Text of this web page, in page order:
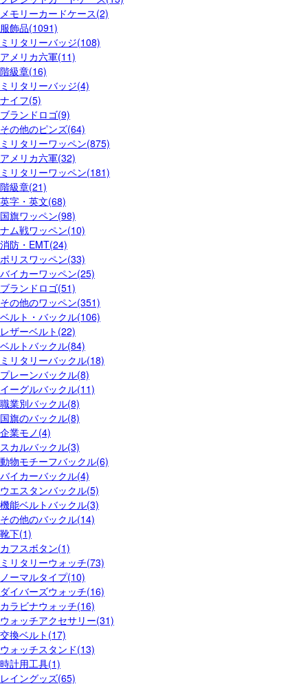
メモリーカードケース(2)
服飾品(1091)
ミリタリーバッジ(108)
アメリカ六軍(11)
階級章(16)
ミリタリーバッジ(4)
ナイフ(5)
ブランドロゴ(9)
その他のピンズ(64)
ミリタリーワッペン(875)
アメリカ六軍(32)
ミリタリーワッペン(181)
階級章(21)
英字・英文(68)
国旗ワッペン(98)
ナム戦ワッペン(10)
消防・EMT(24)
ポリスワッペン(33)
バイカーワッペン(25)
ブランドロゴ(51)
その他のワッペン(351)
ベルト・バックル(106)
レザーベルト(22)
ベルトバックル(84)
ミリタリーバックル(18)
プレーンバックル(8)
イーグルバックル(11)
職業別バックル(8)
国旗のバックル(8)
企業モノ(4)
スカルバックル(3)
動物モチーフバックル(6)
バイカーバックル(4)
ウエスタンバックル(5)
機能ベルトバックル(3)
その他のバックル(14)
靴下(1)
カフスボタン(1)
ミリタリーウォッチ(73)
ノーマルタイプ(10)
ダイバーズウォッチ(16)
カラビナウォッチ(16)
ウォッチアクセサリー(31)
交換ベルト(17)
ウォッチスタンド(13)
時計用工具(1)
レイングッズ(65)